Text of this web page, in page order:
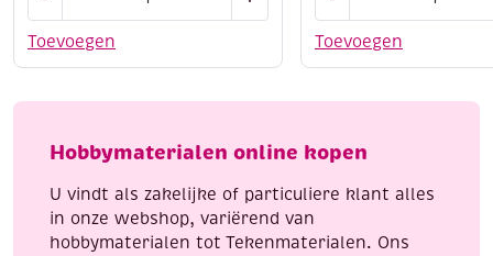
Toevoegen
strijkkralenset
midi,
st
Toevoegen
do
Holly
aantal
Hobbymaterialen online kopen
U vindt als zakelijke of particuliere klant alles
in onze webshop, variërend van
hobbymaterialen tot Tekenmaterialen. Ons